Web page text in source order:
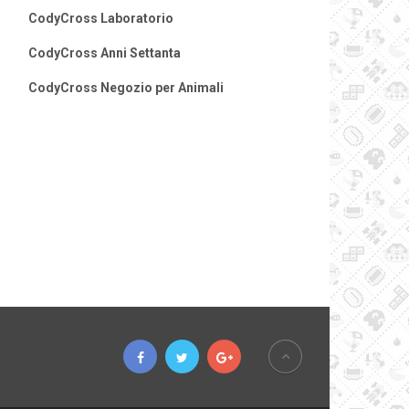
CodyCross Laboratorio
CodyCross Anni Settanta
CodyCross Negozio per Animali